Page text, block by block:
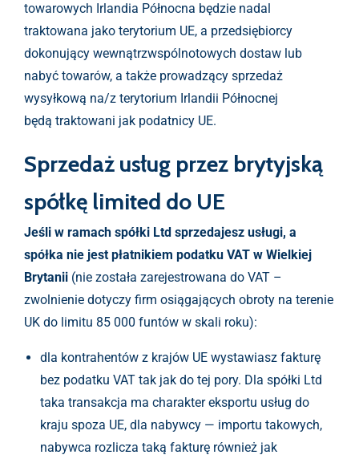
towarowych Irlandia Północna będzie nadal
traktowana jako terytorium UE, a przedsiębiorcy
dokonujący wewnątrzwspólnotowych dostaw lub
nabyć towarów, a także prowadzący sprzedaż
wysyłkową na/z terytorium Irlandii Północnej
będą traktowani jak podatnicy UE.
Sprzedaż usług przez brytyjską
spółkę limited do UE
Jeśli w ramach spółki Ltd sprzedajesz usługi, a
spółka nie jest płatnikiem podatku VAT w Wielkiej
Brytanii (nie została zarejestrowana do VAT –
zwolnienie dotyczy firm osiągających obroty na terenie
UK do limitu 85 000 funtów w skali roku):
dla kontrahentów z krajów UE wystawiasz fakturę
bez podatku VAT tak jak do tej pory. Dla spółki Ltd
taka transakcja ma charakter eksportu usług do
kraju spoza UE, dla nabywcy — importu takowych,
nabywca rozlicza taką fakturę również jak